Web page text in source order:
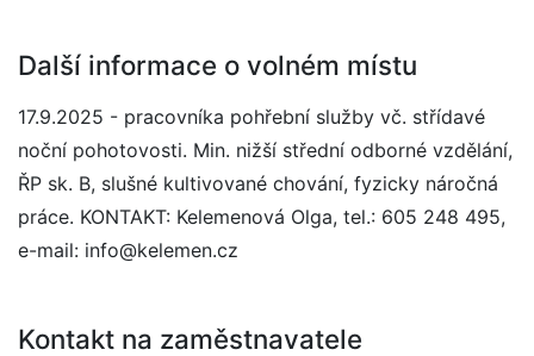
Další informace o volném místu
17.9.2025 - pracovníka pohřební služby vč. střídavé
noční pohotovosti. Min. nižší střední odborné vzdělání,
ŘP sk. B, slušné kultivované chování, fyzicky náročná
práce. KONTAKT: Kelemenová Olga, tel.: 605 248 495,
e-mail: info@kelemen.cz
Kontakt na zaměstnavatele